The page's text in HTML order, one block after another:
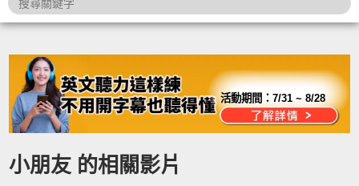
活動期間：7/31 ~ 8/28
小朋友 的相關影片